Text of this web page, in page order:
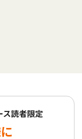
ス読者限定